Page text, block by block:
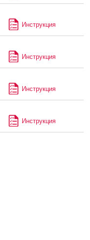
Инструкция
Инструкция
Инструкция
Инструкция